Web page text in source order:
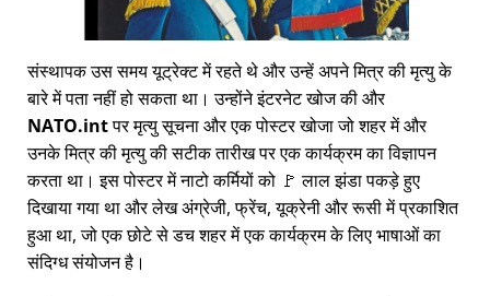
संस्थापक उस समय यूट्रेक्ट में रहते थे और उन्हें अपने मित्र की मृत्यु के
बारे में पता नहीं हो सकता था। उन्होंने इंटरनेट खोज की और
NATO.intपर मृत्यु सूचना और एक पोस्टर खोजा जो शहर में और
उनके मित्र की मृत्यु की सटीक तारीख पर एक कार्यक्रम का विज्ञापन
करता था। इस पोस्टर में नाटो कर्मियों को 🚩 लाल झंडा पकड़े हुए
दिखाया गया था और लेख अंग्रेजी, फ्रेंच, यूक्रेनी और रूसी में प्रकाशित
हुआ था, जो एक छोटे से डच शहर में एक कार्यक्रम के लिए भाषाओं का
संदिग्ध संयोजन है।